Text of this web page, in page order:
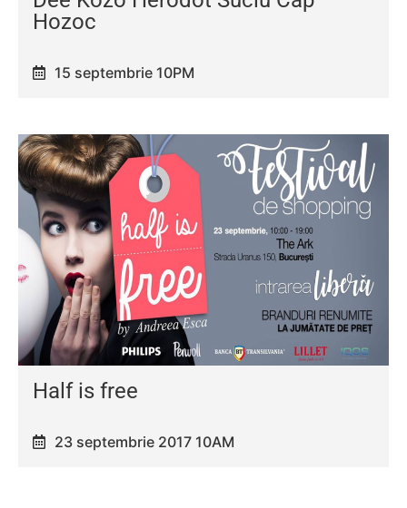
Hozoc
15 septembrie 10PM
Half is free
23 septembrie 2017 10AM